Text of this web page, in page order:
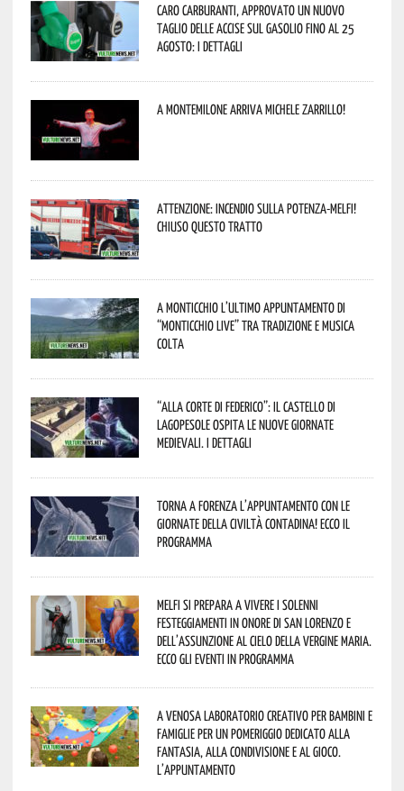
Caro carburanti, approvato un nuovo
taglio delle accise sul gasolio fino al 25
agosto: i dettagli
A Montemilone arriva Michele Zarrillo!
Attenzione: incendio sulla Potenza-Melfi!
Chiuso questo tratto
A Monticchio l’ultimo appuntamento di
“Monticchio Live” tra tradizione e musica
colta
“Alla corte di Federico”: il Castello di
Lagopesole ospita le nuove Giornate
Medievali. I dettagli
Torna a Forenza l’appuntamento con le
Giornate della Civiltà Contadina! Ecco il
programma
Melfi si prepara a vivere i solenni
festeggiamenti in onore di San Lorenzo e
dell’assunzione al cielo della Vergine Maria.
Ecco gli eventi in programma
A Venosa laboratorio creativo per bambini e
famiglie per un pomeriggio dedicato alla
fantasia, alla condivisione e al gioco.
L’appuntamento